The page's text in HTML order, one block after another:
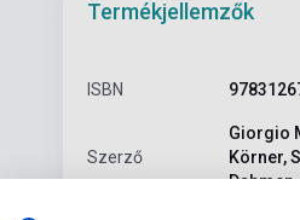
Termékjellemzők
ISBN
Szerző
Giorgio
Körner,